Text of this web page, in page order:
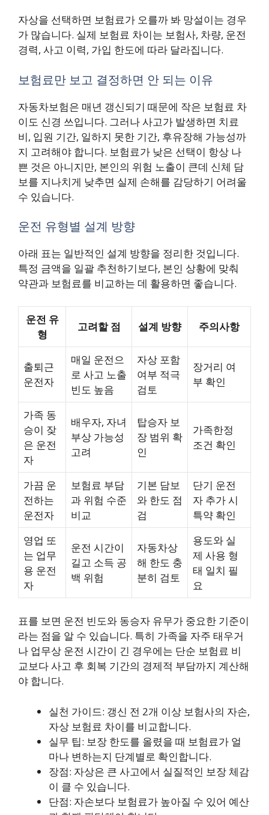
자상을 선택하면 보험료가 오를까 봐 망설이는 경우
가 많습니다. 실제 보험료 차이는 보험사, 차량, 운전
경력, 사고 이력, 가입 한도에 따라 달라집니다.
보험료만 보고 결정하면 안 되는 이유
자동차보험은 매년 갱신되기 때문에 작은 보험료 차
이도 신경 쓰입니다. 그러나 사고가 발생하면 치료
비, 입원 기간, 일하지 못한 기간, 후유장해 가능성까
지 고려해야 합니다. 보험료가 낮은 선택이 항상 나
쁜 것은 아니지만, 본인의 위험 노출이 큰데 신체 담
보를 지나치게 낮추면 실제 손해를 감당하기 어려울
수 있습니다.
운전 유형별 설계 방향
아래 표는 일반적인 설계 방향을 정리한 것입니다.
특정 금액을 일괄 추천하기보다, 본인 상황에 맞춰
약관과 보험료를 비교하는 데 활용하면 좋습니다.
운전 유
형
고려할 점 설계 방향 주의사항
출퇴근
운전자
매일 운전으
로 사고 노출
빈도 높음
자상 포함
여부 적극
검토
장거리 여
부 확인
가족 동
승이 잦
은 운전
자
배우자, 자녀
부상 가능성
고려
탑승자 보
장 범위 확
인
가족한정
조건 확인
가끔 운
전하는
운전자
보험료 부담
과 위험 수준
비교
기본 담보
와 한도 점
검
단기 운전
자 추가 시
특약 확인
영업 또
는 업무
용 운전
자
운전 시간이
길고 소득 공
백 위험
자동차상
해 한도 충
분히 검토
용도와 실
제 사용 형
태 일치 필
요
표를 보면 운전 빈도와 동승자 유무가 중요한 기준이
라는 점을 알 수 있습니다. 특히 가족을 자주 태우거
나 업무상 운전 시간이 긴 경우에는 단순 보험료 비
교보다 사고 후 회복 기간의 경제적 부담까지 계산해
야 합니다.
실천 가이드: 갱신 전 2개 이상 보험사의 자손,
자상 보험료 차이를 비교합니다.
실무 팁: 보장 한도를 올렸을 때 보험료가 얼
마나 변하는지 단계별로 확인합니다.
장점: 자상은 큰 사고에서 실질적인 보장 체감
이 클 수 있습니다.
단점: 자손보다 보험료가 높아질 수 있어 예산